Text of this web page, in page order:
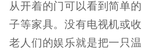
从开着的门可以看到简单
子等家具。没有电视机或
老人们的娱乐就是把一只